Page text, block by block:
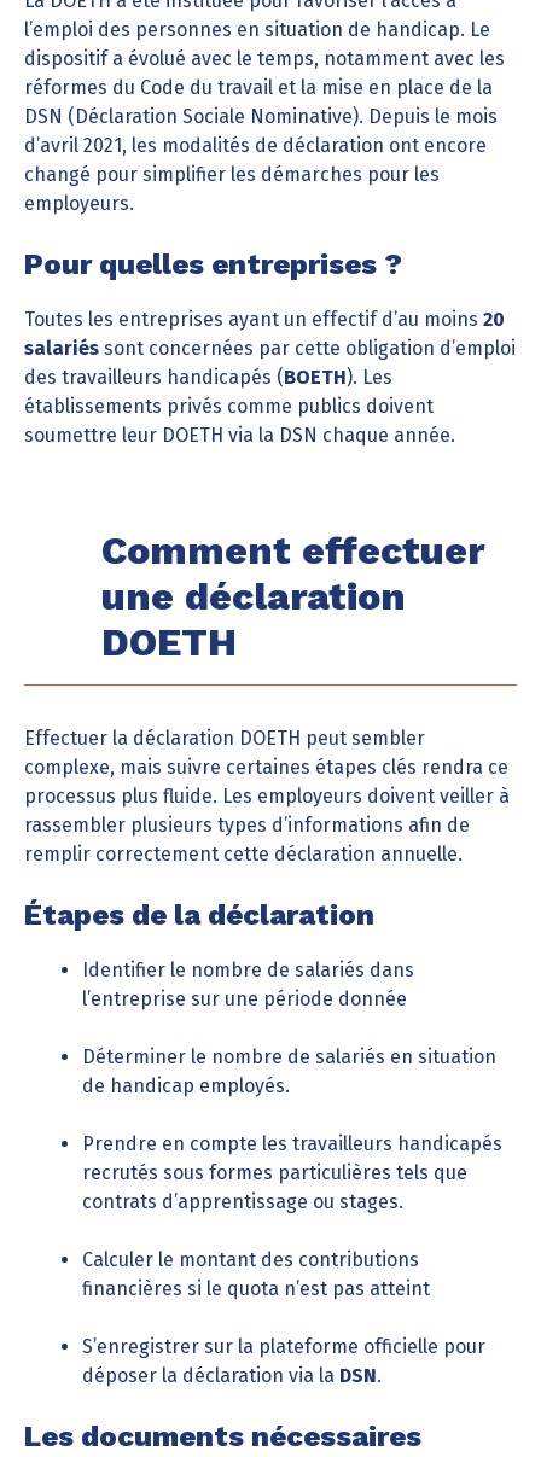
l’emploi des personnes en situation de handicap. Le
dispositif a évolué avec le temps, notamment avec les
réformes du Code du travail et la mise en place de la
DSN (Déclaration Sociale Nominative). Depuis le mois
d’avril 2021, les modalités de déclaration ont encore
changé pour simplifier les démarches pour les
employeurs.
Pour quelles entreprises ?
Toutes les entreprises ayant un effectif d’au moins 20
salariés sont concernées par cette obligation d’emploi
des travailleurs handicapés (BOETH). Les
établissements privés comme publics doivent
soumettre leur DOETH via la DSN chaque année.
Comment effectuer
une déclaration
DOETH
Effectuer la déclaration DOETH peut sembler
complexe, mais suivre certaines étapes clés rendra ce
processus plus fluide. Les employeurs doivent veiller à
rassembler plusieurs types d’informations afin de
remplir correctement cette déclaration annuelle.
Étapes de la déclaration
Identifier le nombre de salariés dans
l’entreprise sur une période donnée
Déterminer le nombre de salariés en situation
de handicap employés.
Prendre en compte les travailleurs handicapés
recrutés sous formes particulières tels que
contrats d’apprentissage ou stages.
Calculer le montant des contributions
financières si le quota n’est pas atteint
S’enregistrer sur la plateforme officielle pour
déposer la déclaration via la DSN.
Les documents nécessaires